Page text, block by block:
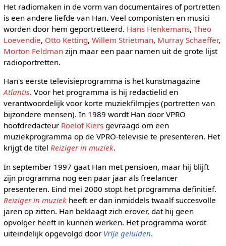
Het radiomaken in de vorm van documentaires of portretten
is een andere liefde van Han. Veel componisten en musici
worden door hem geportretteerd. Hans Henkemans, Theo
Loevendie, Otto Ketting, Willem Strietman, Murray Schaeffer,
Morton Feldmanzijn maar een paar namen uit de grote lijst
radioportretten.
Han's eerste televisieprogramma is het kunstmagazine
Atlantis. Voor het programma is hij redactielid en
verantwoordelijk voor korte muziekfilmpjes (portretten van
bijzondere mensen). In 1989 wordt Han door VPRO
hoofdredacteur Roelof Kiersgevraagd om een
muziekprogramma op de VPRO-televisie te presenteren. Het
krijgt de titel Reiziger in muziek.
In september 1997 gaat Han met pensioen, maar hij blijft
zijn programma nog een paar jaar als freelancer
presenteren. Eind mei 2000 stopt het programma definitief.
Reiziger in muziekheeft er dan inmiddels twaalf succesvolle
jaren op zitten. Han beklaagt zich erover, dat hij geen
opvolger heeft in kunnen werken. Het programma wordt
uiteindelijk opgevolgd door Vrije geluiden.